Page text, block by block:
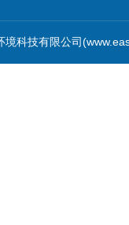
科技有限公司